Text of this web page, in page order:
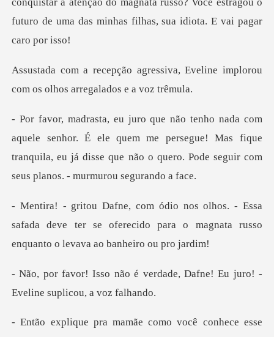
futuro de
iva, Eveline implorou
com os ol
r. É ele quem me persegue! Mas fique
tranquila, eu já disse que nã
Essa
safada deve ter se oferecido para o magnata
verdade, Dafne! Eu juro! -
Ev